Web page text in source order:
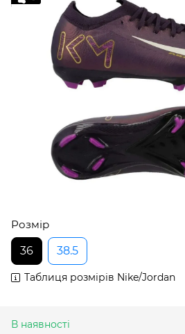
Розмір
36
38.5
Таблиця розмірів Nike/Jordan
В наявності